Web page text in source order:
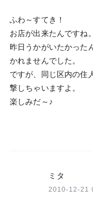
ふわ～すてき！
お店が出来たんですね。
昨日うかがいたかった
かれませんでした。
ですが、同じ区内の住
撃しちゃいますよ。
楽しみだ～♪
ミタ
2010-12-21